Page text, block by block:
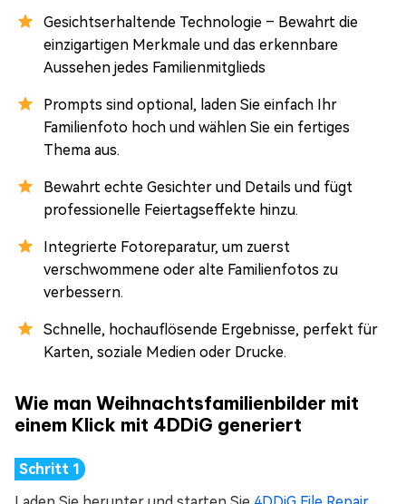
Gesichtserhaltende Technologie – Bewahrt die
einzigartigen Merkmale und das erkennbare
Aussehen jedes Familienmitglieds
Prompts sind optional, laden Sie einfach Ihr
Familienfoto hoch und wählen Sie ein fertiges
Thema aus.
Bewahrt echte Gesichter und Details und fügt
professionelle Feiertagseffekte hinzu.
Integrierte Fotoreparatur, um zuerst
verschwommene oder alte Familienfotos zu
verbessern.
Schnelle, hochauflösende Ergebnisse, perfekt für
Karten, soziale Medien oder Drucke.
Wie man Weihnachtsfamilienbilder mit
einem Klick mit 4DDiG generiert